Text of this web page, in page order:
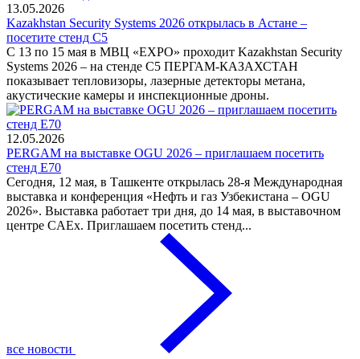
13.05.2026
Kazakhstan Security Systems 2026 открылась в Астане –
посетите стенд C5
С 13 по 15 мая в МВЦ «EXPO» проходит Kazakhstan Security
Systems 2026 – на стенде C5 ПЕРГАМ-КАЗАХСТАН
показывает тепловизоры, лазерные детекторы метана,
акустические камеры и инспекционные дроны.
12.05.2026
PERGAM на выставке OGU 2026 – приглашаем посетить
стенд E70
Сегодня, 12 мая, в Ташкенте открылась 28-я Международная
выставка и конференция «Нефть и газ Узбекистана – OGU
2026». Выставка работает три дня, до 14 мая, в выставочном
центре CAEx. Приглашаем посетить стенд...
все новости